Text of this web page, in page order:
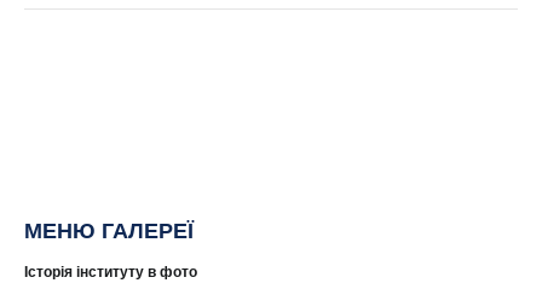
МЕНЮ ГАЛЕРЕЇ
Історія інституту в фото